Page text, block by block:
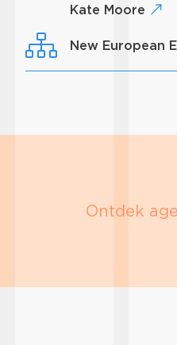
Kate Moore
New European
Ontdek